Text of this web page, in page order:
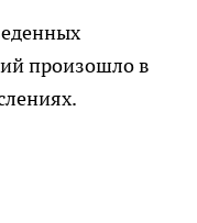
произошло в